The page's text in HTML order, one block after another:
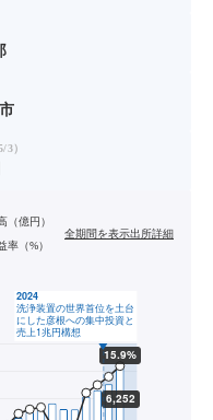
3）
（億円）
率（%）
全期間を表示出所詳細